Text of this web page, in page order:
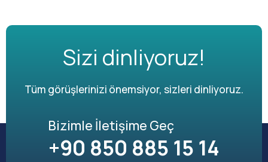
Sizi dinliyoruz!
Tüm görüşlerinizi önemsiyor, sizleri dinliyoruz.
Bizimle İletişime Geç
+90 850 885 15 14